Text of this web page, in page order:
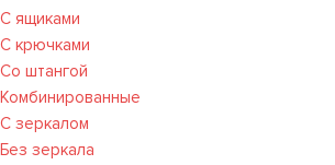
С ящиками
С крючками
Со штангой
Комбинированные
С зеркалом
Без зеркала